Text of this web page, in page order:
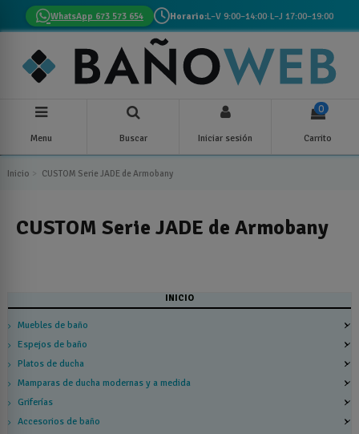
WhatsApp 673 573 654 Horario:L–V 9:00–14:00·L–J 17:00–19:00
Menu Buscar Iniciar sesión
0
Carrito
Inicio CUSTOM Serie JADE de Armobany
CUSTOM Serie JADE de Armobany
INICIO
Muebles de baño
Espejos de baño
Platos de ducha
Mamparas de ducha modernas y a medida
Griferías
Accesorios de baño